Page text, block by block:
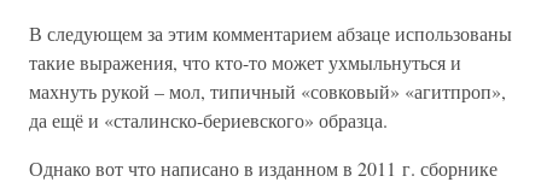
В следующем за этим комментарием абзаце использованы
такие выражения, что кто-то может ухмыльнуться и
махнуть рукой – мол, типичный «совковый» «агитпроп»,
да ещё и «сталинско-бериевского» образца.
Однако вот что написано в изданном в 2011 г. сборнике